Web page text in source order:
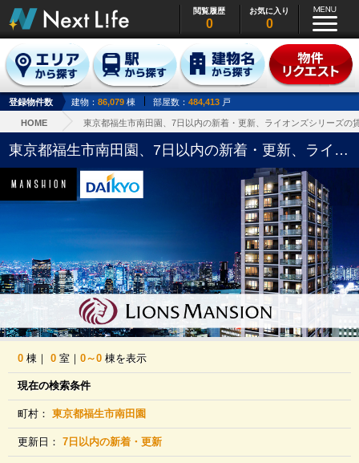
閲覧履歴
0
お気に入り
0
登録物件数 建物： 86,079 棟 部屋数： 484,413 戸
HOME 東京都福生市南田園、7日以内の新着・更新、ライオンズシリーズの
東京都福生市南田園、7日以内の新着・更新、ライオンズシリーズの賃貸物件一覧
0 棟｜0 室｜0～0 棟を表示
現在の検索条件
町村：東京都福生市南田園
更新日：7日以内の新着・更新